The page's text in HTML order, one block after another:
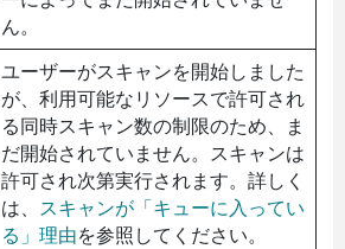
ん。
ユーザーがスキャンを開始しました
が、 利用可能なリソースで許可され
る同時スキャン数の制限のため、ま
だ開始されていません。スキャンは
許可され次第実行されます。詳しく
は、 スキャンが「キューに入ってい
る」理由を参照してください。